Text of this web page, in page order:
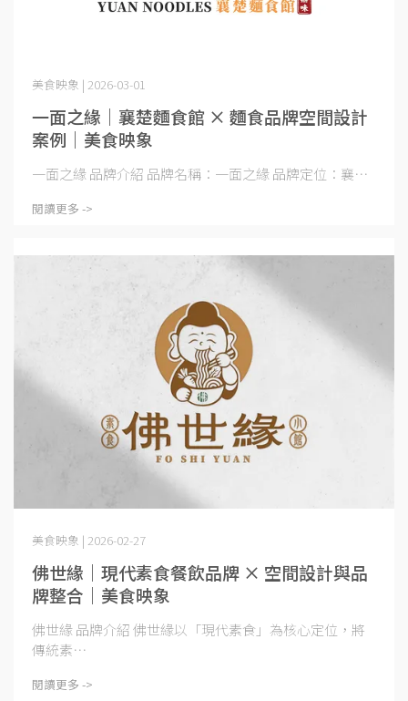
一面之緣｜襄楚麵食館 × 麵食品牌空間設計
案例｜美食映象
美食映象 | 2026-03-01
一面之緣 品牌介紹 品牌名稱：一面之緣 品牌定位：襄⋯
閱讀更多 ->
佛世緣｜現代素食餐飲品牌 × 空間設計與品
牌整合｜美食映象
美食映象 | 2026-02-27
佛世緣 品牌介紹 佛世緣以「現代素食」為核心定位，將
傳統素⋯
閱讀更多 ->